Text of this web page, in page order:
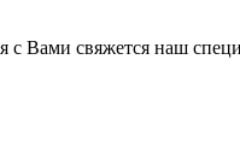
Вами свяжется наш